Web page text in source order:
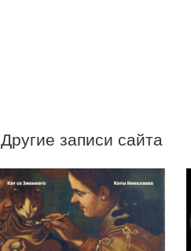
Другие записи сайта